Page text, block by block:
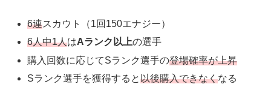
6連スカウト（1回150エナジー）
6人中1人はAランク以上の選手
購入回数に応じてSランク選手の登場確率が上昇
Sランク選手を獲得すると以後購入できなくなる